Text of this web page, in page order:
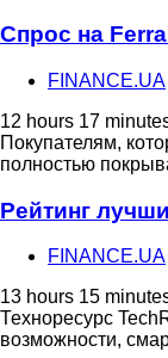
Спрос на
FINANCE.UA
12 hours 17
Покупателям,
полностью
Рейтинг
FINANCE.UA
13 hours 15
Техноресурс
возможности,